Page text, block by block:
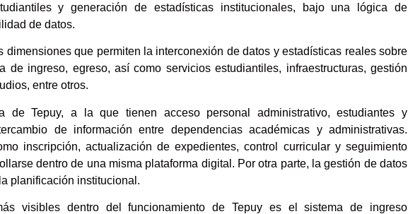
y generación de estadísticas institucionales, bajo una lógica de
de datos.
dimensiones que permiten la interconexión de datos y estadísticas reales sobre
de ingreso, egreso, así como servicios estudiantiles, infraestructuras, gestión
entre otros.
de Tepuy, a la que tienen acceso personal administrativo, estudiantes y
de información entre dependencias académicas y administrativas.
inscripción, actualización de expedientes, control curricular y seguimiento
dentro de una misma plataforma digital. Por otra parte, la gestión de datos
planificación institucional.
visibles dentro del funcionamiento de Tepuy es el sistema de ingreso